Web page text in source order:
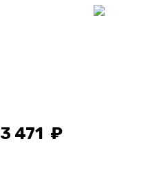
3 471